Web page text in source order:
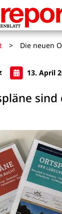
> Die neuen
13. April
sind